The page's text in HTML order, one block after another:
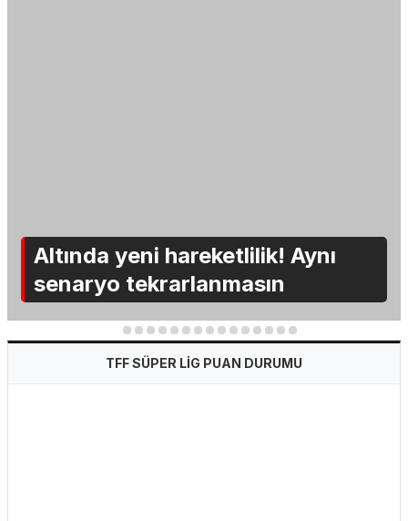
Altında yeni hareketlilik! Aynı
senaryo tekrarlanmasın
2 3 4 5 6 7 8 9 10 11 12 13 14 15
TFF SÜPER LİG PUAN DURUMU